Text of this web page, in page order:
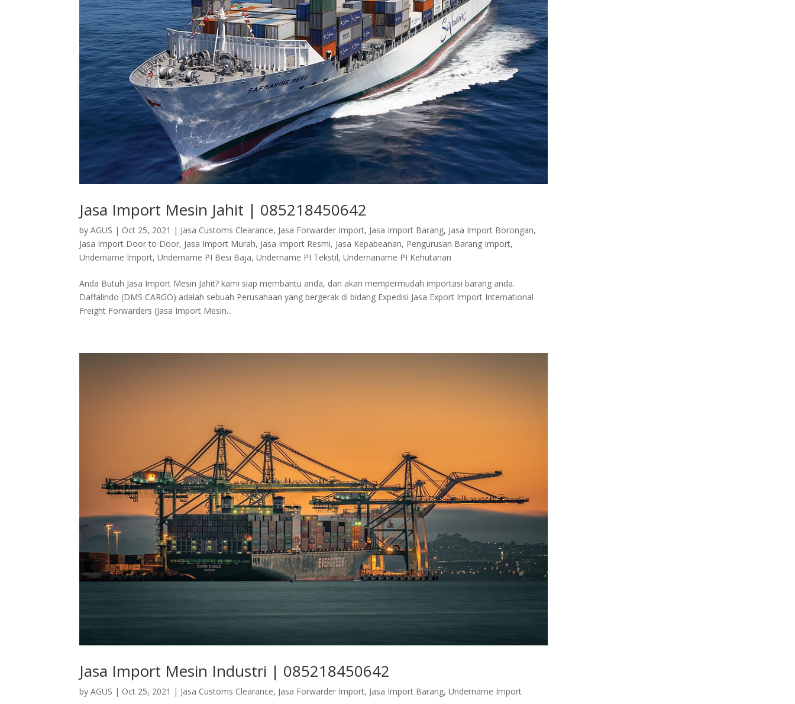
Jasa Import Mesin Jahit | 085218450642
byAGUS | Oct 25, 2021 | Jasa Customs Clearance, Jasa Forwarder Import, Jasa Import Barang, Jasa Import Borongan,
Jasa Import Door to Door, Jasa Import Murah, Jasa Import Resmi, Jasa Kepabeanan, Pengurusan Barang Import,
Undername Import,Undername PI Besi Baja,Undername PI Tekstil,Undernaname PI Kehutanan
Anda Butuh Jasa Import Mesin Jahit? kami siap membantu anda, dan akan mempermudah importasi barang anda.
Daffalindo (DMS CARGO) adalah sebuah Perusahaan yang bergerak di bidang Expedisi Jasa Export Import International
Freight Forwarders (Jasa Import Mesin...
Jasa Import Mesin Industri | 085218450642
byAGUS | Oct 25, 2021 | Jasa Customs Clearance, Jasa Forwarder Import, Jasa Import Barang,Undername Import